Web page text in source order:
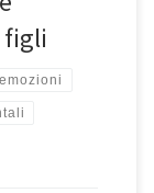
figli
emozioni